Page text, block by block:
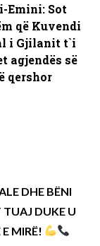
Emini: Sot
që Kuvendi
i Gjilanit t`i
agjendës së
qershor
DHE BËNI
TUAJ DUKE U
MIRË!